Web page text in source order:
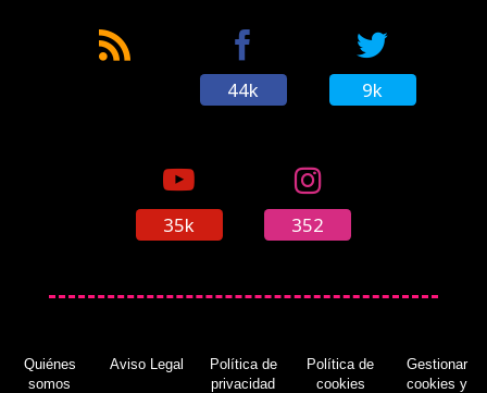
44k 9k
35k 352
Quiénes
somos
Aviso Legal
Política de
privacidad
Política de
cookies
Gestionar
cookies y